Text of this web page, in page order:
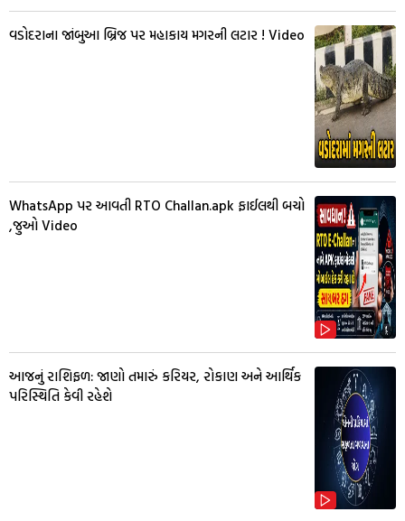
વડોદરાના જાંબુઆ બ્રિજ પર મહાકાય મગરની લટાર ! Video
WhatsApp પર આવતી RTO Challan.apk ફાઈલથી બચો
,જુઓ Video
આજનું રાશિફળ: જાણો તમારું કરિયર, રોકાણ અને આર્થિક
પરિસ્થિતિ કેવી રહેશે